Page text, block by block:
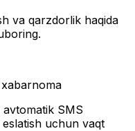
va qarzdorlik haqida
SMS
uchun vaqt